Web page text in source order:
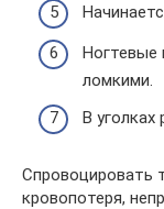
Ногтевые
ломкими.
В уголках
Спровоцировать
кровопотеря,